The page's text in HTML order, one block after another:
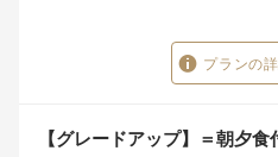
プランの
【グレードアップ】＝朝夕